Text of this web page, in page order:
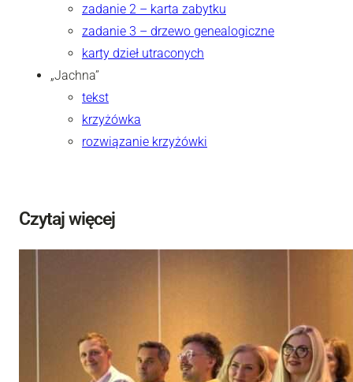
zadanie 2 – karta zabytku
zadanie 3 – drzewo genealogiczne
karty dzieł utraconych
„Jachna”
tekst
krzyżówka
rozwiązanie krzyżówki
Czytaj więcej